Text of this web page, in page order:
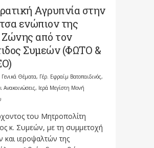
Αγρυπνία στην
ενώπιον της
Ζώνης από τον
Συμεών (ΦΩΤΟ &
Γενικά Θέματα, Γέρ. Εφραίμ Βατοπαιδινός,
Ανακοινώσεις, Ιερά Μεγίστη Μονή
του Μητροπολίτη
κ. Συμεών, με τη συμμετοχή
και ιεροψαλτών της